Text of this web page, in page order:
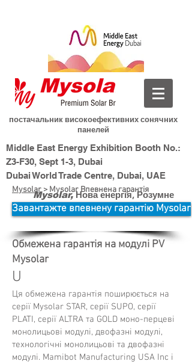
постачальник високоефективних сонячних
панелей
Middle East Energy Exhibition Booth No.:
Z3-F30, Sept 1-3, Dubai
Dubai World Trade Centre, Dubai, UAE
Mysolar, Нова енергія, Розумне
життя
Mysolar> Mysolar Впевнена гарантія
Завантажте впевнену гарантію Mysolar
Обмежена гарантія на модулі PV
Mysolar
U
Ця обмежена гарантія поширюється на
серії Mysolar STAR, серії SUPO, серії
PLATI, серії ALTRA та GOLD моно-перцеві
монолицьові модулі, двофазні модулі,
технологічні монолицьові та двофазні
модулі. Mamibot Manufacturing USA Inc і